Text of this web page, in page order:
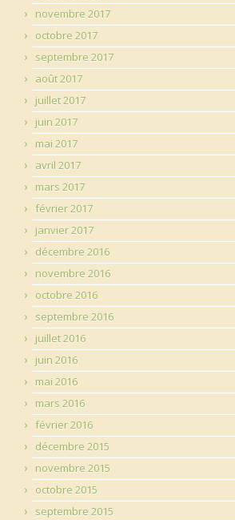
novembre 2017
octobre 2017
septembre 2017
août 2017
juillet 2017
juin 2017
mai 2017
avril 2017
mars 2017
février 2017
janvier 2017
décembre 2016
novembre 2016
octobre 2016
septembre 2016
juillet 2016
juin 2016
mai 2016
mars 2016
février 2016
décembre 2015
novembre 2015
octobre 2015
septembre 2015